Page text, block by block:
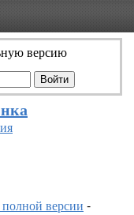
версию
версии -